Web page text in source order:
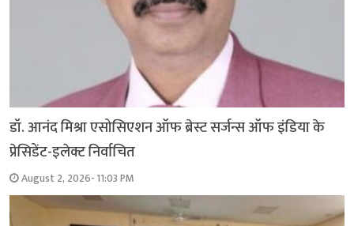
डॉ. आनंद मिश्रा एसोसिएशन ऑफ ब्रेस्ट सर्जन्स ऑफ इंडिया के
प्रेसिडेंट-इलेक्ट निर्वाचित
August 2, 2026- 11:03 PM